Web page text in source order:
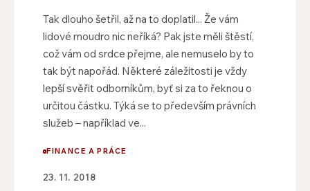
Tak dlouho šetřil, až na to doplatil... Že vám
lidové moudro nic neříká? Pak jste měli štěstí,
což vám od srdce přejme, ale nemuselo by to
tak být napořád. Některé záležitosti je vždy
lepší svěřit odborníkům, byť si za to řeknou o
určitou částku. Týká se to především právních
služeb – například ve...
FINANCE A PRÁCE
23. 11. 2018